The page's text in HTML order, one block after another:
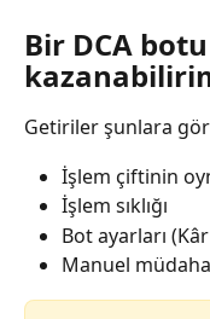
Bir DCA
Getiriler şunlara
İşlem çiftinin
İşlem sıklığı
Bot ayarları
Manuel